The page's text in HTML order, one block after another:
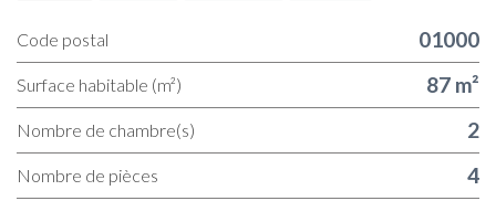
Code postal 01000
Surface habitable (m²) 87 m²
Nombre de chambre(s) 2
Nombre de pièces 4